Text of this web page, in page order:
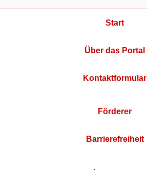
Start
Über das Portal
Kontaktformular
Förderer
Barrierefreiheit